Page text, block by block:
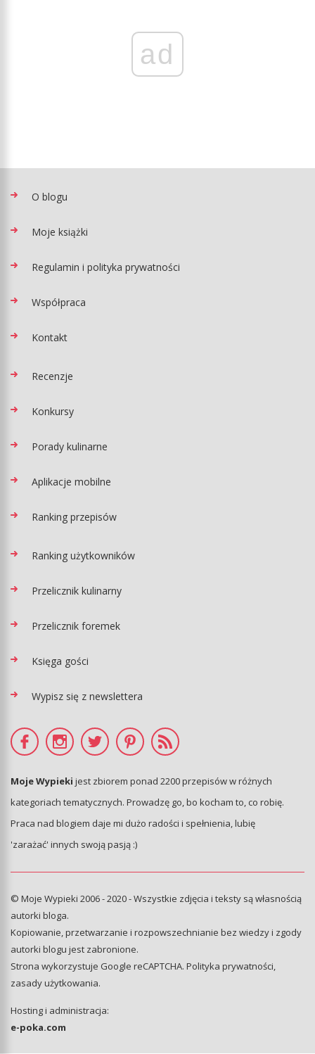
ad
O blogu
Moje książki
Regulamin i polityka prywatności
Współpraca
Kontakt
Recenzje
Konkursy
Porady kulinarne
Aplikacje mobilne
Ranking przepisów
Ranking użytkowników
Przelicznik kulinarny
Przelicznik foremek
Księga gości
Wypisz się z newslettera
Moje Wypieki jest zbiorem ponad 2200 przepisów w różnych
kategoriach tematycznych. Prowadzę go, bo kocham to, co robię.
Praca nad blogiem daje mi dużo radości i spełnienia, lubię
'zarażać' innych swoją pasją :)
© Moje Wypieki 2006 - 2020 - Wszystkie zdjęcia i teksty są własnością
autorki bloga.
Kopiowanie, przetwarzanie i rozpowszechnianie bez wiedzy i zgody
autorki blogu jest zabronione.
Strona wykorzystuje Google reCAPTCHA. Polityka prywatności,
zasady użytkowania.
Hosting i administracja:
e-poka.com